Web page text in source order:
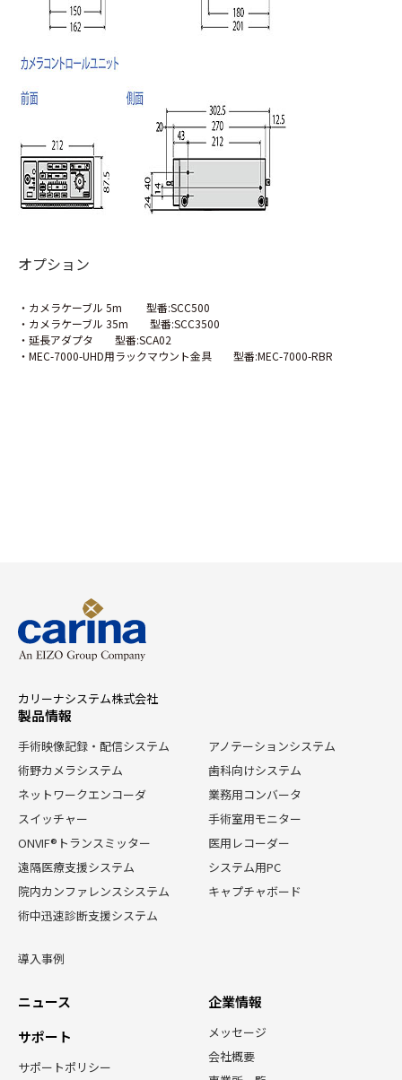
オプション
・カメラケーブル 5m 型番:SCC500
・カメラケーブル 35m 型番:SCC3500
・延長アダプタ 型番:SCA02
・MEC-7000-UHD用ラックマウント金具 型番:MEC-7000-RBR
カリーナシステム株式会社
製品情報
手術映像記録・配信システム
術野カメラシステム
ネットワークエンコーダ
スイッチャー
ONVIF®トランスミッター
遠隔医療支援システム
院内カンファレンスシステム
術中迅速診断支援システム
導入事例
アノテーションシステム
歯科向けシステム
業務用コンバータ
手術室用モニター
医用レコーダー
システム用PC
キャプチャボード
ニュース
サポート
サポートポリシー
企業情報
メッセージ
会社概要